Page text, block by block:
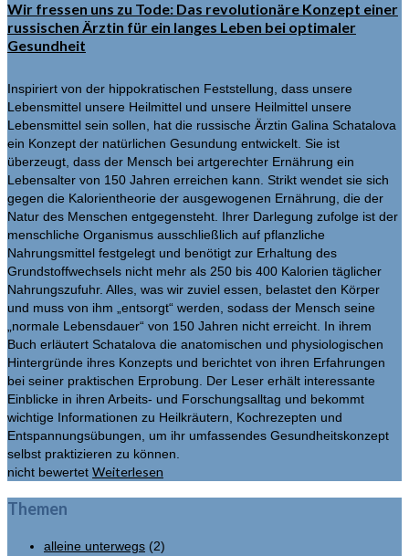
Wir fressen uns zu Tode: Das revolutionäre Konzept einer
russischen Ärztin für ein langes Leben bei optimaler
Gesundheit
Inspiriert von der hippokratischen Feststellung, dass unsere
Lebensmittel unsere Heilmittel und unsere Heilmittel unsere
Lebensmittel sein sollen, hat die russische Ärztin Galina Schatalova
ein Konzept der natürlichen Gesundung entwickelt. Sie ist
überzeugt, dass der Mensch bei artgerechter Ernährung ein
Lebensalter von 150 Jahren erreichen kann. Strikt wendet sie sich
gegen die Kalorientheorie der ausgewogenen Ernährung, die der
Natur des Menschen entgegensteht. Ihrer Darlegung zufolge ist der
menschliche Organismus ausschließlich auf pflanzliche
Nahrungsmittel festgelegt und benötigt zur Erhaltung des
Grundstoffwechsels nicht mehr als 250 bis 400 Kalorien täglicher
Nahrungszufuhr. Alles, was wir zuviel essen, belastet den Körper
und muss von ihm „entsorgt“ werden, sodass der Mensch seine
„normale Lebensdauer“ von 150 Jahren nicht erreicht. In ihrem
Buch erläutert Schatalova die anatomischen und physiologischen
Hintergründe ihres Konzepts und berichtet von ihren Erfahrungen
bei seiner praktischen Erprobung. Der Leser erhält interessante
Einblicke in ihren Arbeits- und Forschungsalltag und bekommt
wichtige Informationen zu Heilkräutern, Kochrezepten und
Entspannungsübungen, um ihr umfassendes Gesundheitskonzept
selbst praktizieren zu können.
nicht bewertet Weiterlesen
Themen
alleine unterwegs (2)